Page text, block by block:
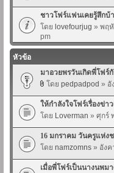
ชาวโฟร์แฟนเคยรู้สึกบ้
โดย lovefourjug » พฤ
pm
หัวข้อ
มาอวยพรวันเกิดพี่โฟร์
โดย pedpadpod » อั
ให้กำลังใจโฟร์เรื่องข่า
โดย Loverman » ศุกร์
16 มกราคม วันครูแห่ง
โดย namzomns » อังค
เมื่อพี่โฟร์เป็นนางนพม